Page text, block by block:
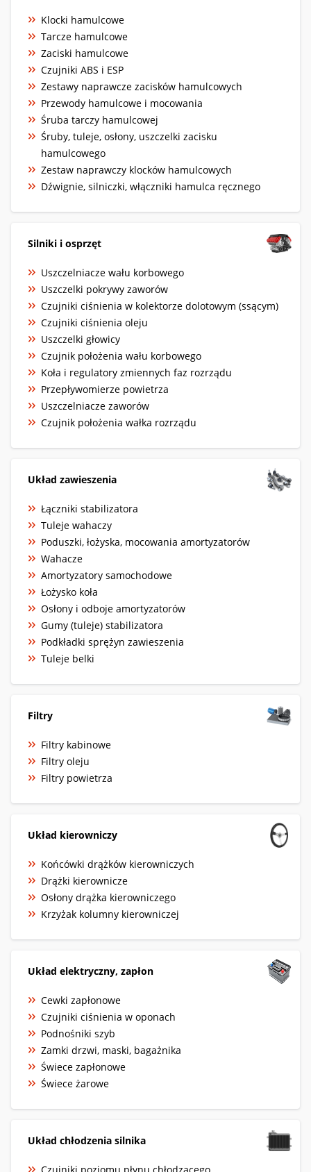
Klocki hamulcowe
Tarcze hamulcowe
Zaciski hamulcowe
Czujniki ABS i ESP
Zestawy naprawcze zacisków hamulcowych
Przewody hamulcowe i mocowania
Śruba tarczy hamulcowej
Śruby, tuleje, osłony, uszczelki zacisku
hamulcowego
Zestaw naprawczy klocków hamulcowych
Dźwignie, silniczki, włączniki hamulca ręcznego
Silniki i osprzęt
Uszczelniacze wału korbowego
Uszczelki pokrywy zaworów
Czujniki ciśnienia w kolektorze dolotowym (ssącym)
Czujniki ciśnienia oleju
Uszczelki głowicy
Czujnik położenia wału korbowego
Koła i regulatory zmiennych faz rozrządu
Przepływomierze powietrza
Uszczelniacze zaworów
Czujnik położenia wałka rozrządu
Układ zawieszenia
Łączniki stabilizatora
Tuleje wahaczy
Poduszki, łożyska, mocowania amortyzatorów
Wahacze
Amortyzatory samochodowe
Łożysko koła
Osłony i odboje amortyzatorów
Gumy (tuleje) stabilizatora
Podkładki sprężyn zawieszenia
Tuleje belki
Filtry
Filtry kabinowe
Filtry oleju
Filtry powietrza
Układ kierowniczy
Końcówki drążków kierowniczych
Drążki kierownicze
Osłony drążka kierowniczego
Krzyżak kolumny kierowniczej
Układ elektryczny, zapłon
Cewki zapłonowe
Czujniki ciśnienia w oponach
Podnośniki szyb
Zamki drzwi, maski, bagażnika
Świece zapłonowe
Świece żarowe
Układ chłodzenia silnika